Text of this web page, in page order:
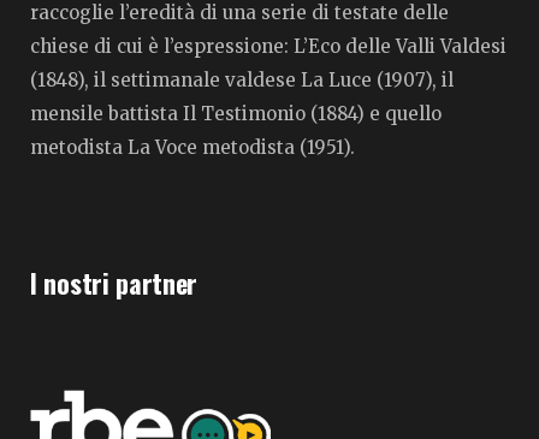
raccoglie l’eredità di una serie di testate delle
chiese di cui è l’espressione: L’Eco delle Valli Valdesi
(1848), il settimanale valdese La Luce (1907), il
mensile battista Il Testimonio (1884) e quello
metodista La Voce metodista (1951).
I nostri partner